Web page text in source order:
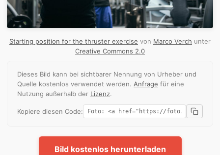
Starting position for the thruster exercise von Marco Verch unter
Creative Commons 2.0
Dieses Bild kann bei sichtbarer Nennung von Urheber und
Quelle kostenlos verwendet werden. Anfrage für eine
Nutzung außerhalb der Lizenz.
Kopiere diesen Code:
Bild kostenlos herunterladen